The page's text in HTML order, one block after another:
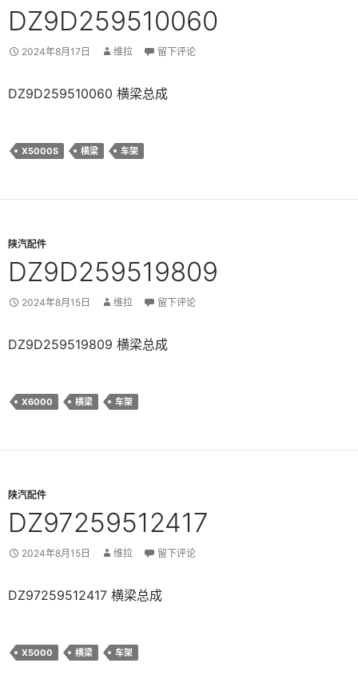
DZ9D259510060
2024年8月17日 维拉 留下评论
DZ9D259510060 横梁总成
X5000S 横梁 车架
陕汽配件
DZ9D259519809
2024年8月15日 维拉 留下评论
DZ9D259519809 横梁总成
X6000 横梁 车架
陕汽配件
DZ97259512417
2024年8月15日 维拉 留下评论
DZ97259512417 横梁总成
X5000 横梁 车架